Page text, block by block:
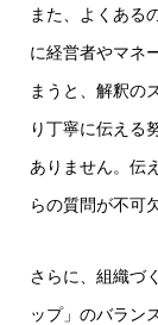
また、よくある
に経営者やマネ
まうと、解釈の
り丁寧に伝える
ありません。伝
らの質問が不可
さらに、組織づ
ップ」のバラン